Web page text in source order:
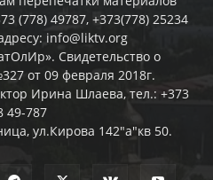
(778) 49787, +373(778) 25234
info@liktv.org
Свидетельство о
от 09 февраля 2018г.
Ирина Шлаева, тел.: +373
49-787
ул.Кирова 142"а"кв 50.